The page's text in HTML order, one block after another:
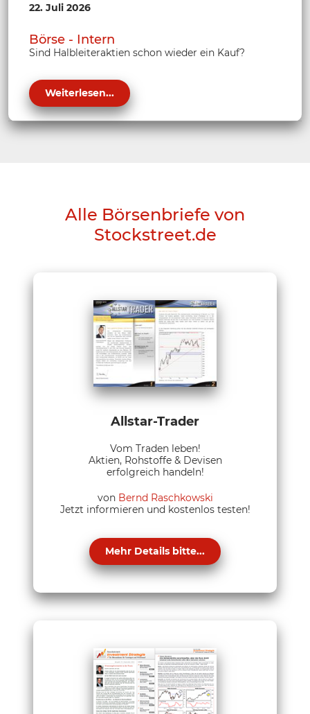
22. Juli 2026
Börse - Intern
Sind Halbleiteraktien schon wieder ein Kauf?
Weiterlesen...
Alle Börsenbriefe von
Stockstreet.de
Allstar-Trader
Vom Traden leben!
Aktien, Rohstoffe & Devisen
erfolgreich handeln!
von Bernd Raschkowski
Jetzt informieren und kostenlos testen!
Mehr Details bitte...